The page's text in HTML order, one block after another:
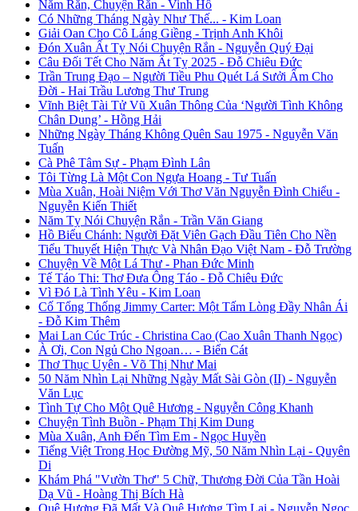
Năm Rắn, Chuyện Rắn - Vinh Hồ
Có Những Tháng Ngày Như Thế... - Kim Loan
Giải Oan Cho Cô Láng Giềng - Trịnh Anh Khôi
Đón Xuân Ất Tỵ Nói Chuyện Rắn - Nguyễn Quý Đại
Câu Đối Tết Cho Năm Ất Tỵ 2025 - Đỗ Chiêu Đức
Trần Trung Đạo – Người Tiều Phu Quét Lá Sưởi Ấm Cho
Đời - Hai Trầu Lương Thư Trung
Vĩnh Biệt Tài Tử Vũ Xuân Thông Của ‘Người Tình Không
Chân Dung’ - Hồng Hải
Những Ngày Tháng Không Quên Sau 1975 - Nguyễn Văn
Tuấn
Cà Phê Tâm Sự - Phạm Đình Lân
Tôi Từng Là Một Con Ngựa Hoang - Tư Tuấn
Mùa Xuân, Hoài Niệm Với Thơ Văn Nguyễn Đình Chiểu -
Nguyễn Kiến Thiết
Năm Tỵ Nói Chuyện Rắn - Trần Văn Giang
Hồ Biểu Chánh: Người Đặt Viên Gạch Đầu Tiên Cho Nền
Tiểu Thuyết Hiện Thực Và Nhân Đạo Việt Nam - Đỗ Trường
Chuyện Về Một Lá Thư - Phan Đức Minh
Tế Táo Thi: Thơ Đưa Ông Táo - Đỗ Chiêu Đức
Vì Đó Là Tình Yêu - Kim Loan
Cố Tổng Thống Jimmy Carter: Một Tấm Lòng Đầy Nhân Ái
- Đỗ Kim Thêm
Mai Lan Cúc Trúc - Christina Cao (Cao Xuân Thanh Ngọc)
À Ơi, Con Ngủ Cho Ngoan… - Biển Cát
Thơ Thục Uyên - Võ Thị Như Mai
50 Năm Nhìn Lại Những Ngày Mất Sài Gòn (II) - Nguyễn
Văn Lục
Tình Tự Cho Một Quê Hương - Nguyễn Công Khanh
Chuyện Tình Buồn - Phạm Thị Kim Dung
Mùa Xuân, Anh Đến Tìm Em - Ngọc Huyền
Tiếng Việt Trong Học Đường Mỹ, 50 Năm Nhìn Lại - Quyên
Di
Khám Phá "Vườn Thơ" 5 Chữ, Thương Đời Của Tần Hoài
Dạ Vũ - Hoàng Thị Bích Hà
Quê Hương Đã Mất Và Quê Hương Tìm Lại - Nguyễn Ngọc